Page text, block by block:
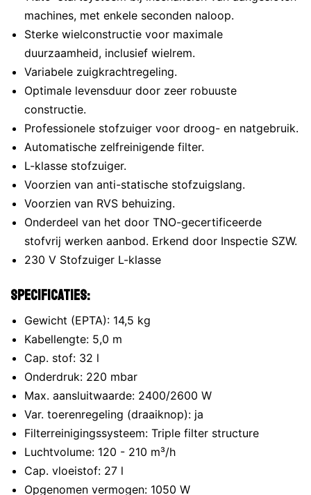
machines, met enkele seconden naloop.
Sterke wielconstructie voor maximale
duurzaamheid, inclusief wielrem.
Variabele zuigkrachtregeling.
Optimale levensduur door zeer robuuste
constructie.
Professionele stofzuiger voor droog- en natgebruik.
Automatische zelfreinigende filter.
L-klasse stofzuiger.
Voorzien van anti-statische stofzuigslang.
Voorzien van RVS behuizing.
Onderdeel van het door TNO-gecertificeerde
stofvrij werken aanbod. Erkend door Inspectie SZW.
230 V Stofzuiger L-klasse
Specificaties:
Gewicht (EPTA): 14,5 kg
Kabellengte: 5,0 m
Cap. stof: 32 l
Onderdruk: 220 mbar
Max. aansluitwaarde: 2400/2600 W
Var. toerenregeling (draaiknop): ja
Filterreinigingssysteem: Triple filter structure
Luchtvolume: 120 - 210 m³/h
Cap. vloeistof: 27 l
Opgenomen vermogen: 1050 W